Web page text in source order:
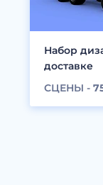
Набор
доставке
СЦЕНЫ -